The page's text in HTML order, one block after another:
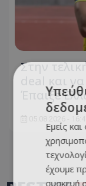
Στην
deal και
Έπαιξε
Εμείς
έχουμε
συσκευή